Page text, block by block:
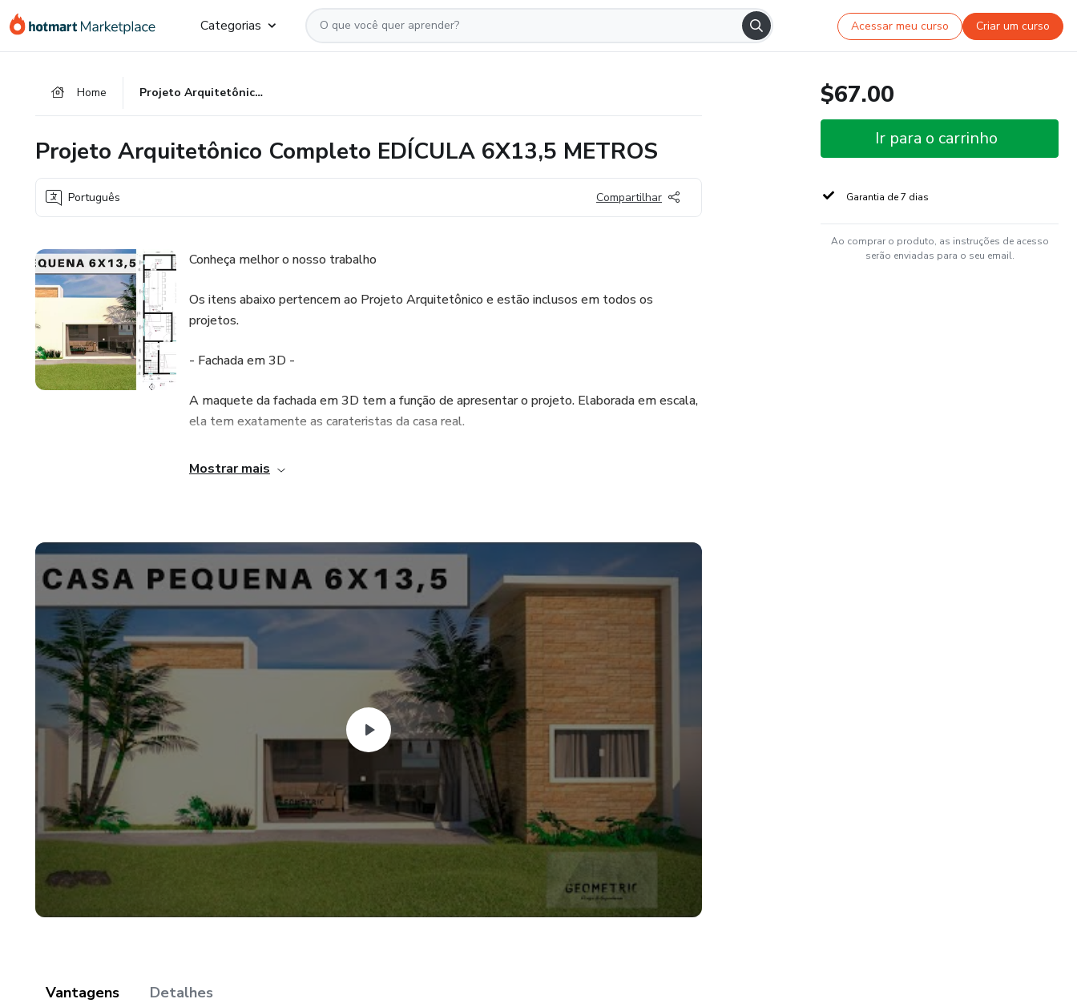
para
para
para
Categorias Acessar meu curso Criar um curso
Home Projeto Arquitetônico Completo EDÍCULA 6X13,5 METROS
Projeto Arquitetônico Completo EDÍCULA 6X13,5 METROS
Português Compartilhar
Conheça melhor o nosso trabalho
Os itens abaixo pertencem ao Projeto Arquitetônico e estão inclusos em todos os
projetos.
- Fachada em 3D -
A maquete da fachada em 3D tem a função de apresentar o projeto. Elaborada em escala,
ela tem exatamente as carateristas da casa real.
- Planta Baixa -
O desenho de cortes tem a função de detalhar as alturas e níveis da construção,
apresentando lajes, degraus e a cobertura da casa, excluindo qualquer imprevisto na obra.
- Planta de Cobertura -
O telhado é um item importante na construção, o seu desenho deve conter a direção das
quedas d'águas de forma inteligente a fim de baratear os custos.
Esta tabela detalha o tipo, locação e dimensões de todas as esquadrias, como janelas,
portas e portões, facilitando a execução e os orçamentos.
Mostrar mais
Vantagens Detalhes
$67.00
Ir para o carrinho
Garantia de 7 dias
Ao comprar o produto, as instruções de acesso
serão enviadas para o seu email.